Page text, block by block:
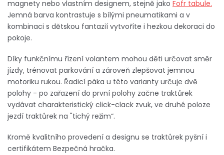
magnety nebo vlastním designem, stejně jako Fofr tabule.
Jemná barva kontrastuje s bílými pneumatikami a v
kombinaci s dětskou fantazií vytvoříte i hezkou dekoraci do
pokoje.
Díky funkčnímu řízení volantem mohou děti určovat směr
jízdy, trénovat parkování a zároveň zlepšovat jemnou
motoriku rukou. Řadicí páka u této varianty určuje dvě
polohy - po zařazení do první polohy začne traktůrek
vydávat charakteristický click-clack zvuk, ve druhé poloze
jezdí traktůrek na "tichý režim“.
Kromě kvalitního provedení a designu se traktůrek pyšní i
certifikátem Bezpečná hračka.